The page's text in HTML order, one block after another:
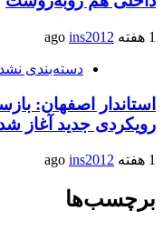
1 هفته ago ins2012
دسته‌بندی
استاندار اصفهان:
رویکردی جدید آغاز
1 هفته ago ins2012
برچسب‌ها